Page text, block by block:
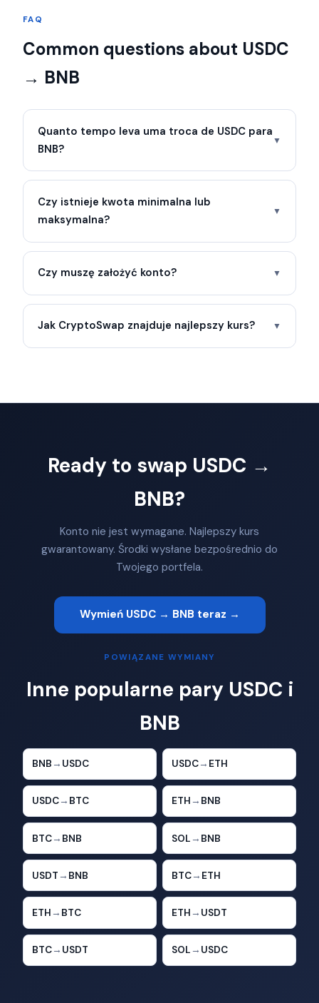
FAQ
Common questions about USDC
→ BNB
Quanto tempo leva uma troca de USDC para
BNB?
▼
Czy istnieje kwota minimalna lub
maksymalna?
▼
Czy muszę założyć konto? ▼
Jak CryptoSwap znajduje najlepszy kurs? ▼
Ready to swap USDC →
BNB?
Konto nie jest wymagane. Najlepszy kurs
gwarantowany. Środki wysłane bezpośrednio do
Twojego portfela.
Wymień USDC → BNB teraz →
POWIĄZANE WYMIANY
Inne popularne pary USDC i
BNB
BNB → USDC USDC→ ETH
USDC→ BTC ETH → BNB
BTC→ BNB SOL → BNB
USDT → BNB BTC→ ETH
ETH → BTC ETH → USDT
BTC→ USDT SOL → USDC